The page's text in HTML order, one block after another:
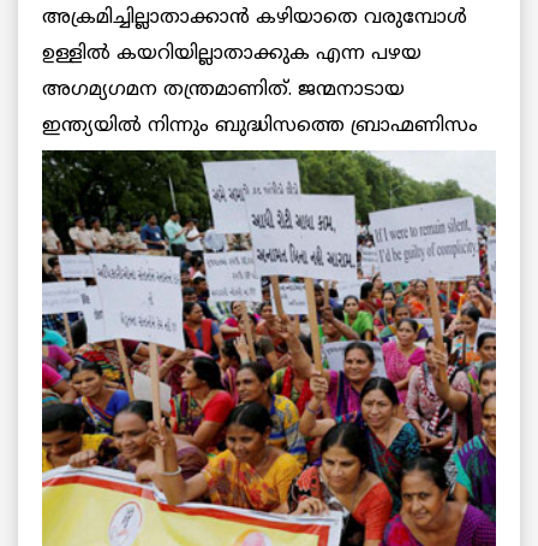
അക്രമിച്ചില്ലാതാക്കാന്‍ കഴിയാതെ വരുമ്പോള്‍
ഉള്ളില്‍ കയറിയില്ലാതാക്കുക എന്ന പഴയ
അഗമ്യഗമന തന്ത്രമാണിത്. ജന്മനാടായ
ഇന്ത്യയില്‍ നിന്നും ബുദ്ധിസത്തെ ബ്രാഹ്മണിസം